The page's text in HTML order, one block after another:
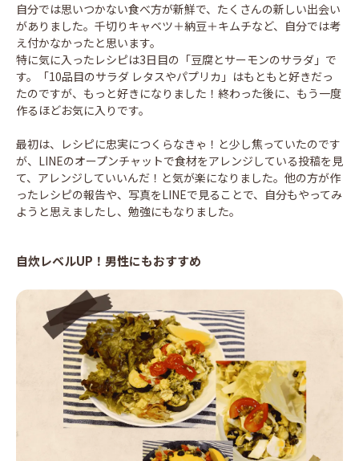
自分では思いつかない食べ方が新鮮で、たくさんの新しい出会い
がありました。千切りキャベツ＋納豆＋キムチなど、自分では考
え付かなかったと思います。
特に気に入ったレシピは3日目の「豆腐とサーモンのサラダ」で
す。「10品目のサラダ レタスやパプリカ」はもともと好きだっ
たのですが、もっと好きになりました！終わった後に、もう一度
作るほどお気に入りです。
最初は、レシピに忠実につくらなきゃ！と少し焦っていたのです
が、LINEのオープンチャットで食材をアレンジしている投稿を見
て、アレンジしていいんだ！と気が楽になりました。他の方が作
ったレシピの報告や、写真をLINEで見ることで、自分もやってみ
ようと思えましたし、勉強にもなりました。
自炊レベルUP！男性にもおすすめ